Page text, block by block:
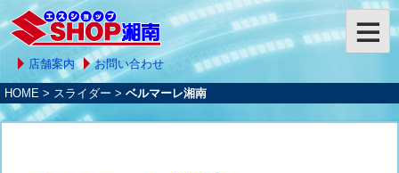
店舗案内 お問い合わせ
HOME > スライダー > ベルマーレ湘南